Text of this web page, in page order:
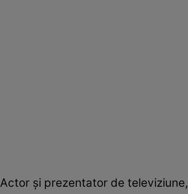
Actor și prezentator de televiziune,